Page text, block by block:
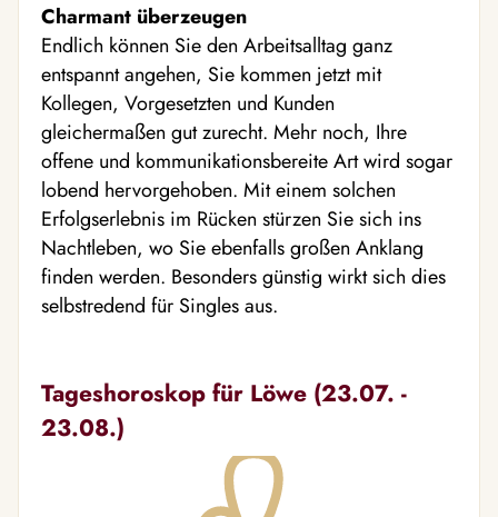
Charmant überzeugen
Endlich können Sie den Arbeitsalltag ganz
entspannt angehen, Sie kommen jetzt mit
Kollegen, Vorgesetzten und Kunden
gleichermaßen gut zurecht. Mehr noch, Ihre
offene und kommunikationsbereite Art wird sogar
lobend hervorgehoben. Mit einem solchen
Erfolgserlebnis im Rücken stürzen Sie sich ins
Nachtleben, wo Sie ebenfalls großen Anklang
finden werden. Besonders günstig wirkt sich dies
selbstredend für Singles aus.
Tageshoroskop für Löwe (23.07. -
23.08.)